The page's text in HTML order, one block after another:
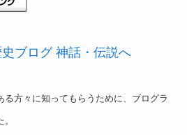
る方々に知ってもらうために、ブログラ